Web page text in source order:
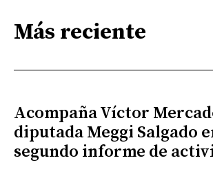
Más reciente
Acompaña Víctor
diputada Meggi Salgado
segundo informe de